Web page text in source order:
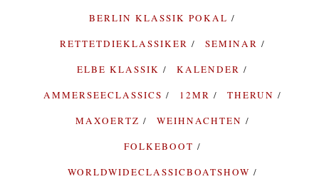
BERLIN KLASSIK POKAL
RETTETDIEKLASSIKER
SEMINAR
ELBE KLASSIK
KALENDER
AMMERSEECLASSICS
12MR
THERUN
MAXOERTZ
WEIHNACHTEN
FOLKEBOOT
WORLDWIDECLASSICBOATSHOW